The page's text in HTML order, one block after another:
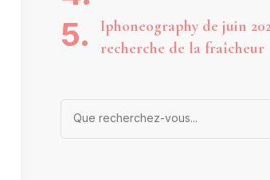
Iphoneography de juin
recherche de la fraîcheur
Vous